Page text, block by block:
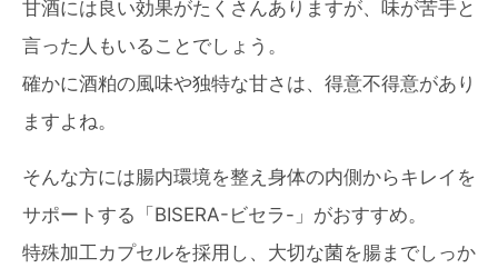
甘酒には良い効果がたくさんありますが、味が苦手と
言った人もいることでしょう。
確かに酒粕の風味や独特な甘さは、得意不得意があり
ますよね。
そんな方には腸内環境を整え身体の内側からキレイを
サポートする「BISERA-ビセラ-」がおすすめ。
特殊加工カプセルを採用し、大切な菌を腸までしっか